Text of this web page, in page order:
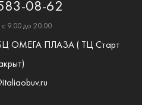
08-62
с 9.00 до 20.00
ОМЕГА ПЛАЗА ( ТЦ Старт